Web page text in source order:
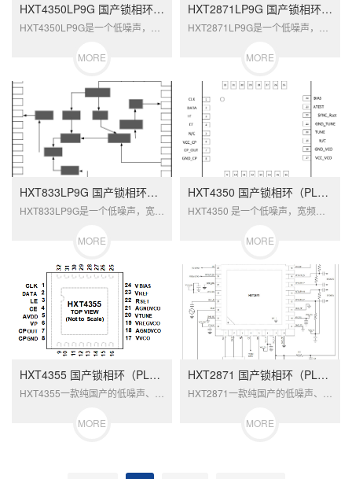
HXT4350LP9G 国产锁相环（PLL）
HXT4350LP9G是一个低噪声，宽频...
MORE
HXT2871LP9G 国产锁相环（PLL）
​HXT2871LP9G是一个低噪声，宽...
MORE
HXT833LP9G 国产锁相环（PLL）
MORE
HXT4350 国产锁相环（PLL）
MORE
HXT4355 国产锁相环（PLL）
MORE
HXT2871 国产锁相环（PLL）
MORE